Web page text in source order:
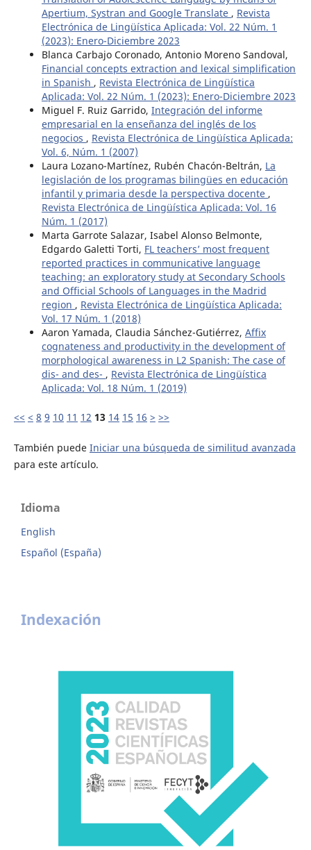
Apertium, Systran and Google Translate , Revista
Electrónica de Lingüística Aplicada: Vol. 22 Núm. 1
(2023): Enero-Diciembre 2023
Blanca Carbajo Coronado, Antonio Moreno Sandoval,
Financial concepts extraction and lexical simplification
in Spanish , Revista Electrónica de Lingüística
Aplicada: Vol. 22 Núm. 1 (2023): Enero-Diciembre 2023
Miguel F. Ruiz Garrido, Integración del informe
empresarial en la enseñanza del inglés de los
negocios , Revista Electrónica de Lingüística Aplicada:
Vol. 6, Núm. 1 (2007)
Laura Lozano-Martínez, Rubén Chacón-Beltrán, La
legislación de los programas bilingües en educación
infantil y primaria desde la perspectiva docente ,
Revista Electrónica de Lingüística Aplicada: Vol. 16
Núm. 1 (2017)
Marta Garrote Salazar, Isabel Alonso Belmonte,
Edgardo Galetti Torti, FL teachers’ most frequent
reported practices in communicative language
teaching: an exploratory study at Secondary Schools
and Official Schools of Languages in the Madrid
region , Revista Electrónica de Lingüística Aplicada:
Vol. 17 Núm. 1 (2018)
Aaron Yamada, Claudia Sánchez-Gutiérrez, Affix
cognateness and productivity in the development of
morphological awareness in L2 Spanish: The case of
dis- and des- , Revista Electrónica de Lingüística
Aplicada: Vol. 18 Núm. 1 (2019)
<< < 8 9 10 11 12 13 14 15 16 > >>
También puede Iniciar una búsqueda de similitud avanzada
para este artículo.
Idioma
English
Español (España)
Indexación